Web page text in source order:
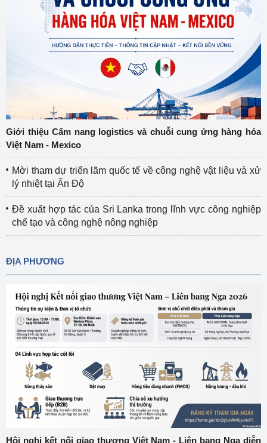
Giới thiệu Cẩm nang logistics và chuỗi cung ứng hàng hóa
Việt Nam - Mexico
Mời tham dự triển lãm quốc tế về công nghệ vật liệu và xử
lý nhiệt tại Ấn Độ
Đề xuất hợp tác của Sri Lanka trong lĩnh vực công nghiệp
chế tạo và công nghệ nông nghiệp
ĐỊA PHƯƠNG
Hội nghị kết nối giao thương Việt Nam - Liên bang Nga diễn